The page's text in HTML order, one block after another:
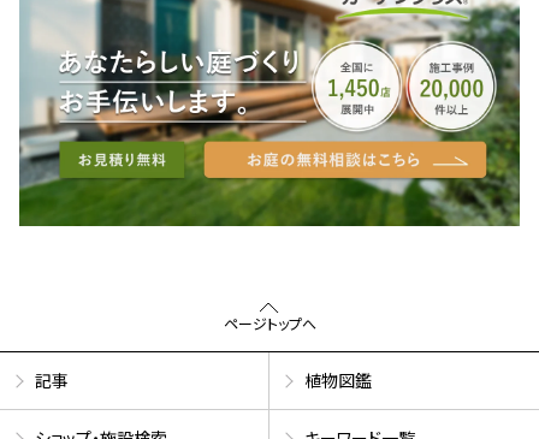
ページトップへ
記事 植物図鑑